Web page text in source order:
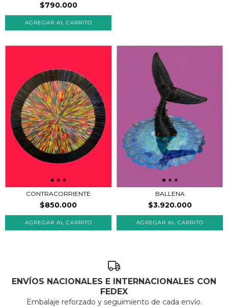
$790.000
CONTRACORRIENTE
$850.000
BALLENA
$3.920.000
ENVÍOS NACIONALES E INTERNACIONALES CON
FEDEX
Embalaje reforzado y seguimiento de cada envío.